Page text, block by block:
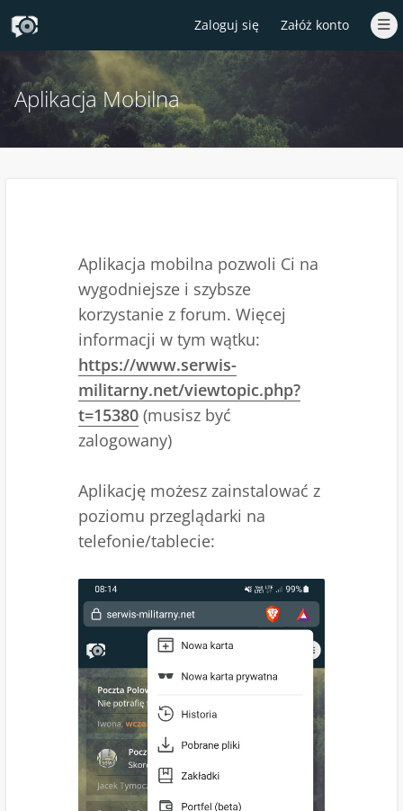
Zaloguj się Załóż konto
Aplikacja Mobilna
Aplikacja mobilna pozwoli Ci na
wygodniejsze i szybsze
korzystanie z forum. Więcej
informacji w tym wątku:
https://www.serwis-
militarny.net/viewtopic.php?
t=15380 (musisz być
zalogowany)
Aplikację możesz zainstalować z
poziomu przeglądarki na
telefonie/tablecie: